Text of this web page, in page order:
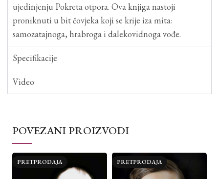
ujedinjenju Pokreta otpora. Ova knjiga nastoji
proniknuti u bit čovjeka koji se krije iza mita:
samozatajnoga, hrabroga i dalekovidnoga vođe.
Specifikacije
Video
POVEZANI PROIZVODI
PRETPRODAJA PRETPRODAJA